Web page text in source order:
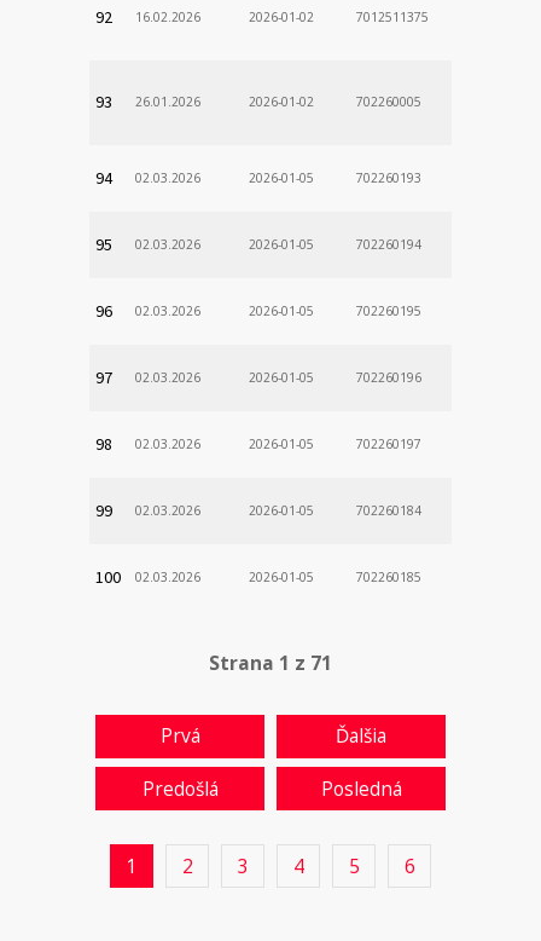
92 16.02.2026 2026-01-02 7012511375
93 26.01.2026 2026-01-02 702260005
94 02.03.2026 2026-01-05 702260193
95 02.03.2026 2026-01-05 702260194
96 02.03.2026 2026-01-05 702260195
97 02.03.2026 2026-01-05 702260196
98 02.03.2026 2026-01-05 702260197
99 02.03.2026 2026-01-05 702260184
100 02.03.2026 2026-01-05 702260185
Strana 1 z 71
Prvá
Predošlá
1 2 3 4 5 6
Ďalšia
Posledná